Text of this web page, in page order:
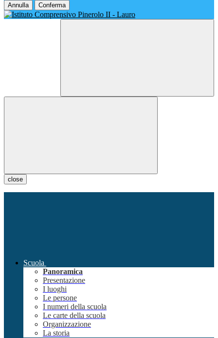
Annulla Conferma
close
Scuola
Panoramica
Presentazione
I luoghi
Le persone
I numeri della scuola
Le carte della scuola
Organizzazione
La storia